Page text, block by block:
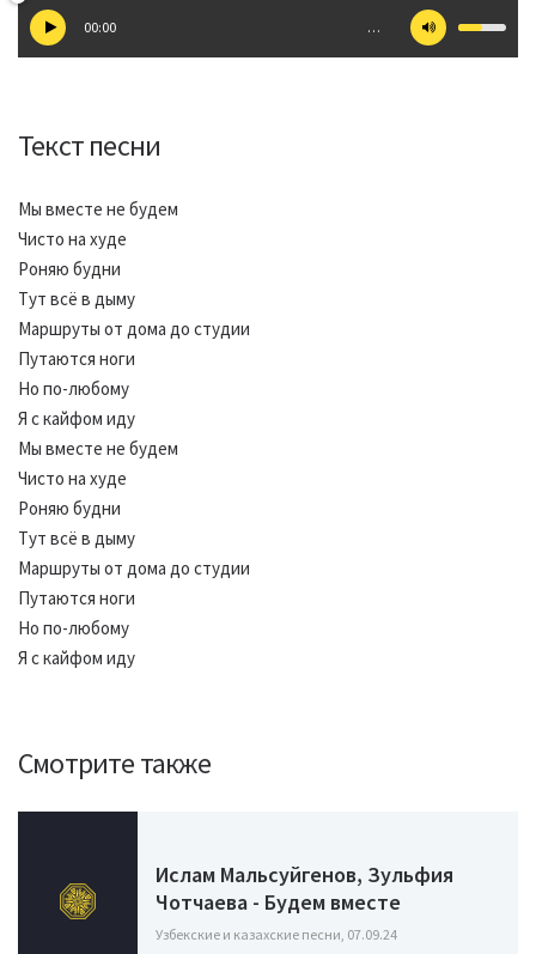
00:00 …
Текст песни
Мы вместе не будем
Чисто на худе
Роняю будни
Тут всё в дыму
Маршруты от дома до студии
Путаются ноги
Но по-любому
Я с кайфом иду
Мы вместе не будем
Чисто на худе
Роняю будни
Тут всё в дыму
Маршруты от дома до студии
Путаются ноги
Но по-любому
Я с кайфом иду
Смотрите также
Ислам Мальсуйгенов, Зульфия
Чотчаева - Будем вместе
Узбекские и казахские песни, 07.09.24